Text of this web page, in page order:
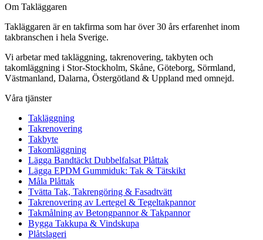
Om Takläggaren
Takläggaren är en takfirma som har över 30 års erfarenhet inom
takbranschen i hela Sverige.
Vi arbetar med takläggning, takrenovering, takbyten och
takomläggning i Stor-Stockholm, Skåne, Göteborg, Sörmland,
Västmanland, Dalarna, Östergötland & Uppland med omnejd.
Våra tjänster
Takläggning
Takrenovering
Takbyte
Takomläggning
Lägga Bandtäckt Dubbelfalsat Plåttak
Lägga EPDM Gummiduk: Tak & Tätskikt
Måla Plåttak
Tvätta Tak, Takrengöring & Fasadtvätt
Takrenovering av Lertegel & Tegeltakpannor
Takmålning av Betongpannor & Takpannor
Bygga Takkupa & Vindskupa
Plåtslageri